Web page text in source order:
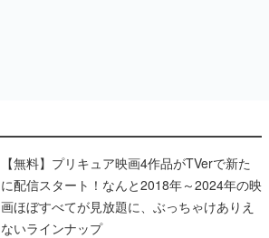
【無料】プリキュア映画4作品がTVerで新た
に配信スタート！なんと2018年～2024年の映
画ほぼすべてが見放題に、ぶっちゃけありえ
ないラインナップ